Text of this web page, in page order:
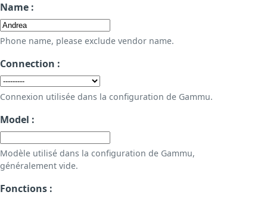
Name :
Phone name, please exclude vendor name.
Connection :
Connexion utilisée dans la configuration de Gammu.
Model :
Modèle utilisé dans la configuration de Gammu,
généralement vide.
Fonctions :